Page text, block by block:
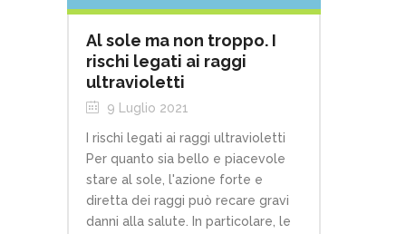
Al sole ma non troppo. I
rischi legati ai raggi
ultravioletti
9 Luglio 2021
I rischi legati ai raggi ultravioletti
Per quanto sia bello e piacevole
stare al sole, l'azione forte e
diretta dei raggi può recare gravi
danni alla salute. In particolare, le